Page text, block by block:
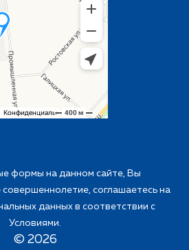
формы на данном сайте, Вы
соглашаетесь на
данных в соответствии с
Условиями.
© 2026